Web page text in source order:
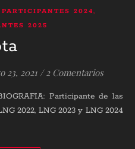
PARTICIPANTES 2024,
2025
23, 2021 / 2 Comentarios
2022, LNG 2023 y LNG 2024